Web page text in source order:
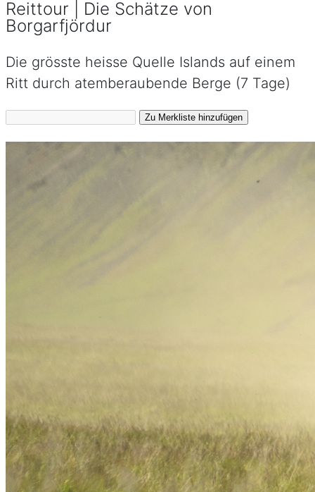
Reittour | Die Schätze von
Borgarfjördur
Die grösste heisse Quelle Islands auf einem
Ritt durch atemberaubende Berge (7 Tage)